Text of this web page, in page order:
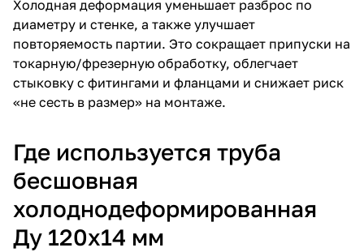
Холодная деформация уменьшает разброс по
диаметру и стенке, а также улучшает
повторяемость партии. Это сокращает припуски на
токарную/фрезерную обработку, облегчает
стыковку с фитингами и фланцами и снижает риск
«не сесть в размер» на монтаже.
Где используется труба
бесшовная
холоднодеформированная
Ду 120х14 мм